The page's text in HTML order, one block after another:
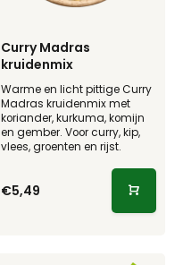
Curry Madras
kruidenmix
Warme en licht pittige Curry
Madras kruidenmix met
koriander, kurkuma, komijn
en gember. Voor curry, kip,
vlees, groenten en rijst.
€5,49